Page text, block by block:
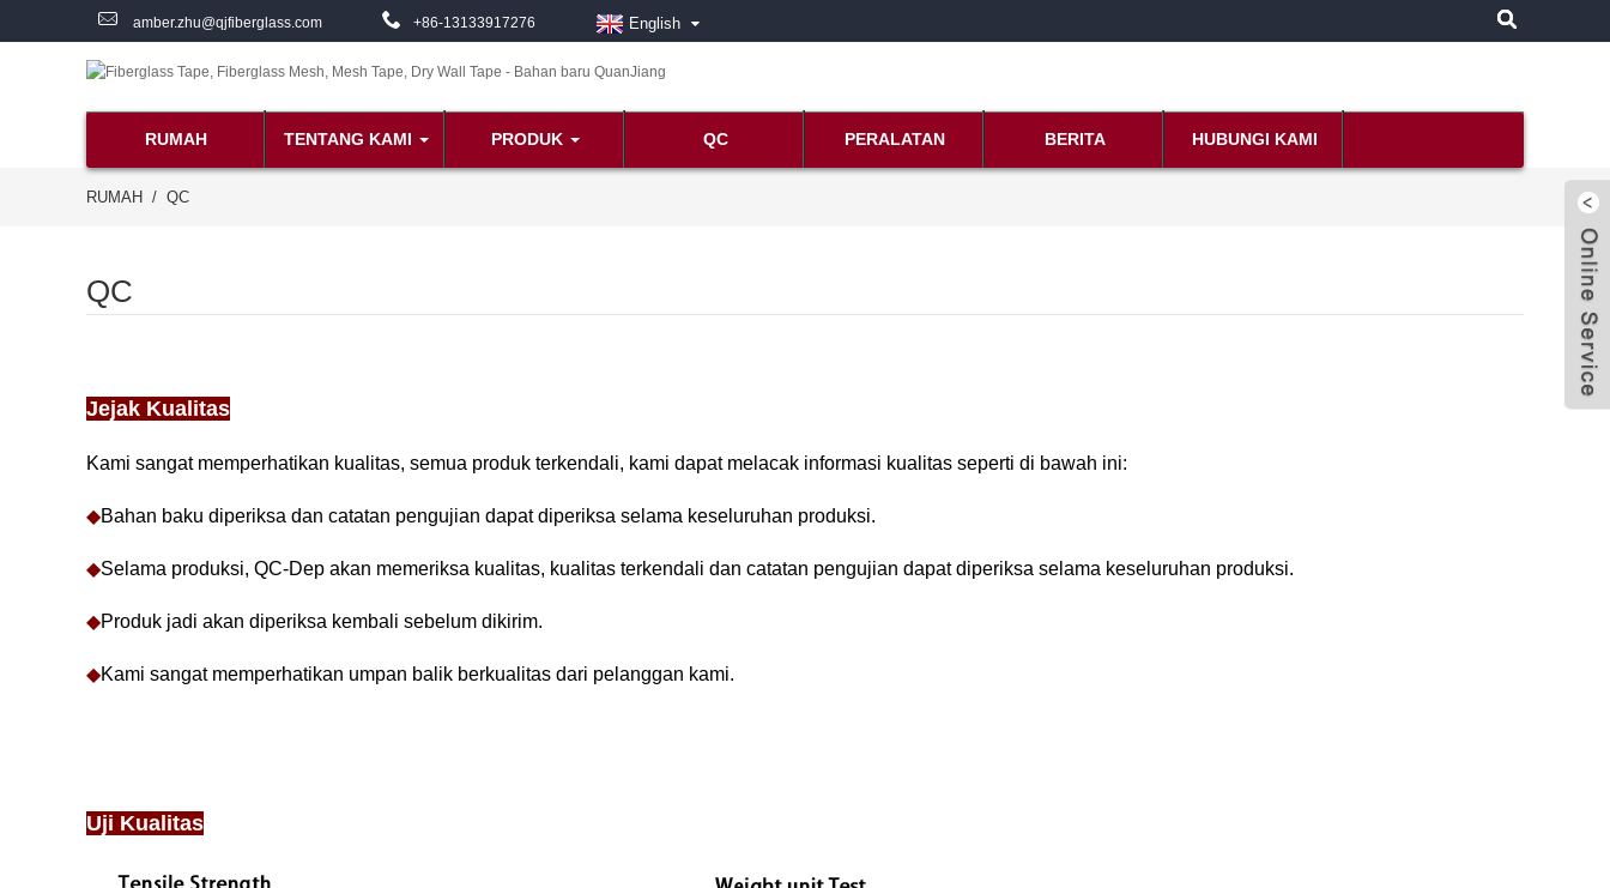
+86-13133917276
amber.zhu@qjfiberglass.com English
RUMAH TENTANG KAMI PRODUK QC PERALATAN BERITA HUBUNGI KAMI
RUMAH QC
QC
Jejak Kualitas
Kami sangat memperhatikan kualitas, semua produk terkendali, kami dapat melacak informasi kualitas seperti di bawah ini:
◆Bahan baku diperiksa dan catatan pengujian dapat diperiksa selama keseluruhan produksi.
◆Selama produksi, QC-Dep akan memeriksa kualitas, kualitas terkendali dan catatan pengujian dapat diperiksa selama keseluruhan produksi.
◆Produk jadi akan diperiksa kembali sebelum dikirim.
◆Kami sangat memperhatikan umpan balik berkualitas dari pelanggan kami.
Uji Kualitas